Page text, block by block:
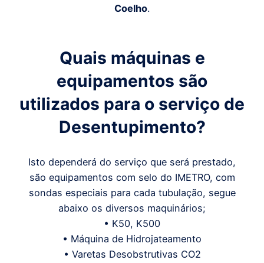
Coelho.
Quais máquinas e
equipamentos são
utilizados para o serviço de
Desentupimento?
Isto dependerá do serviço que será prestado,
são equipamentos com selo do IMETRO, com
sondas especiais para cada tubulação, segue
abaixo os diversos maquinários;
• K50, K500
• Máquina de Hidrojateamento
• Varetas Desobstrutivas CO2